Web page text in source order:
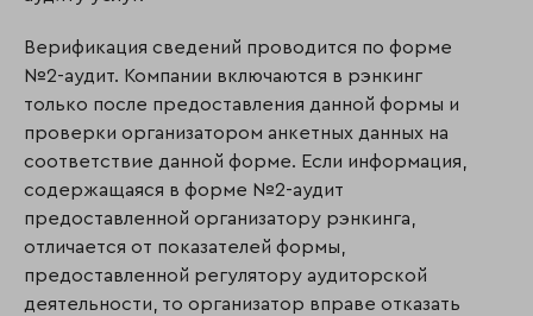
Верификация сведений проводится по форме
№2-аудит. Компании включаются в рэнкинг
только после предоставления данной формы и
проверки организатором анкетных данных на
соответствие данной форме. Если информация,
содержащаяся в форме №2-аудит
предоставленной организатору рэнкинга,
отличается от показателей формы,
предоставленной регулятору аудиторской
деятельности, то организатор вправе отказать